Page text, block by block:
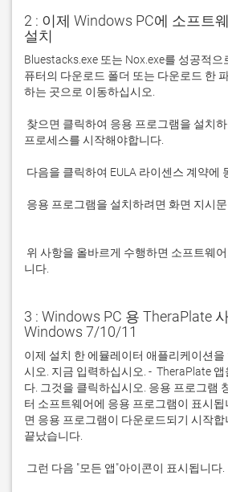
2 : 이제 Windows PC에 소프트
설치
Bluestacks.exe 또는 Nox.exe를 성공적으
퓨터의 다운로드 폴더 또는 다운로드 한
니다.
3 : Windows PC 용 TheraPlate
Windows 7/10/11
이제 설치 한 에뮬레이터 애플리케이션을
시오. 지금 입력하십시오. -  TheraPlate
다. 그것을 클릭하십시오. 응용 프로그램
터 소프트웨어에 응용 프로그램이 표시됩
면 응용 프로그램이 다운로드되기 시작